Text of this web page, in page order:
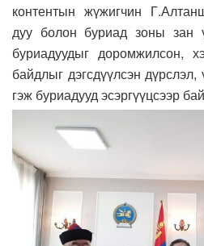
контентын жүжигчин
дуу болон буриад зоны зан
буриадуудыг доромжилсон,
байдлыг дэгсдүүлсэн
гэж буриадууд эсэргүүцсээр